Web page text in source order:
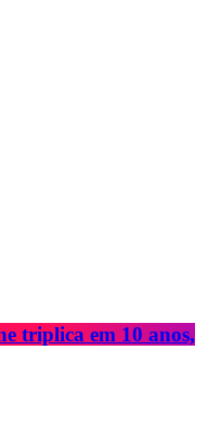
triplica em 10 anos,